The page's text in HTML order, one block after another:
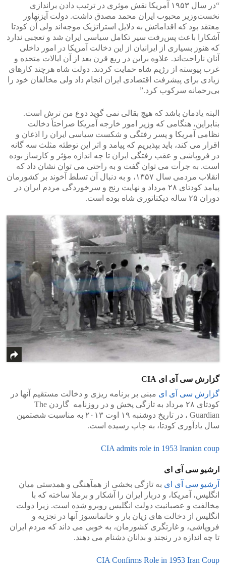
“در سال ۱۹۵۳ آمریکا نقش موثری در ترتیب دادن براندازی
نخست‌وزیر محبوب ایران محمد مصدق داشت. دولت آیزنهاور
معتقد بود که اقداماتش به دلایل استراتژیک موجه‌اند ولی آن کودتا
آشکارا باعث پس‌رفت سیر تکامل سیاسی ایران شد و تعجبی ندارد
که هنوز بسیاری از ایرانیان از این دخالت آمریکا در امور داخلی
آنان ناراحت‌اند. علاوه براین در ربع قرن بعد از آن ایالات متحده و
غرب پیوسته از رژیم شاه حمایت کردند. دولت شاه هرچند کارهای
زیادی برای پیشرفت اقتصادی ایران انجام داد ولی مخالفان خود را
بی‌رحمانه سرکوب کرد.”
البته یادمان باشد که هیچ بقالی نمی گوید دوغ من ترش است.
بنابراین، هنگامی که وزیر امور خارجه آمریکا صراحتاً دخالت
نظامی آمریکا و پسر رفتگی و شکست سیاسی ایران را اذغان و
اقرار می کند، باید بپذیریم که پیامد و اثر این توطئه مثلث سه گانه
در فروپاشی و عقب رفتگی ایران تا چه اندازه مؤثر و کارساز بوده
است. به جرأت می توان گفت و به راحتی می توان نشان داد که
انقلاب مردمی سال ۱۳۵۷، و به دنبال آن تسلط آخوند بر کشورمان
پیامد کودتای ۲۸ مرداد و نهایت رنج و سرخوردگی مردم ایران در
دوران ۲۵ ساله دیکتاتوری شاه بوده است.
گزارش سی آی ای CIA
گزارش سی آی ای مبنی بر برنامه ریزی و دخالت مستقیم آنها در
کودتای ۲۸ مرداد به تازگی پخش و در روزنامه گاردن The
Guardian ، در تاریخ دوشنبه ۱۹ اوت ۲۰۱۳ به مناسبت شصتمین
سال یادآوری کودتا، به چاپ رسیده است.
CIA admits role in 1953 Iranian coup
ارشیو سی آی ای
آرشیو سی آی ای به تازگی بخشی از همآهنگی و همدستی میان
انگلیس، آمریکا، و دربار ایران را آشکار و برملا ساخته که با
مخالفت و عصبانیت دولت انگلیس روبرو شده است. زیرا دولت
انگلیس از دخالت های زیان بار و خانمانسوز آنها در تجزیه و
فروپاشی، و غارتگری کشورمان، به خوبی می داند که مردم ایران
تا چه اندازه در رنجند و بدانان دشنام می دهند.
CIA Confirms Role in 1953 Iran Coup